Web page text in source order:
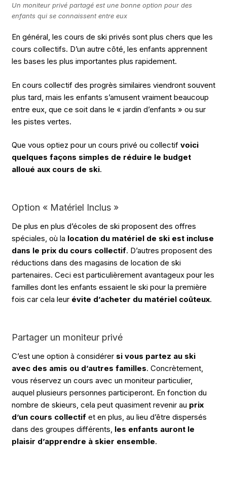
Un moniteur privé partagé est une bonne option pour des
enfants qui se connaissent entre eux
En général, les cours de ski privés sont plus chers que les
cours collectifs. D’un autre côté, les enfants apprennent
les bases les plus importantes plus rapidement.
En cours collectif des progrès similaires viendront souvent
plus tard, mais les enfants s’amusent vraiment beaucoup
entre eux, que ce soit dans le « jardin d’enfants » ou sur
les pistes vertes.
Que vous optiez pour un cours privé ou collectif voici
quelques façons simples de réduire le budget
alloué aux cours de ski.
Option « Matériel Inclus »
De plus en plus d’écoles de ski proposent des offres
spéciales, où la location du matériel de ski est incluse
dans le prix du cours collectif. D’autres proposent des
réductions dans des magasins de location de ski
partenaires. Ceci est particulièrement avantageux pour les
familles dont les enfants essaient le ski pour la première
fois car cela leur évite d’acheter du matériel coûteux.
Partager un moniteur privé
C’est une option à considérer si vous partez au ski
avec des amis ou d’autres familles. Concrètement,
vous réservez un cours avec un moniteur particulier,
auquel plusieurs personnes participeront. En fonction du
nombre de skieurs, cela peut quasiment revenir au prix
d’un cours collectifet en plus, au lieu d’être dispersés
dans des groupes différents, les enfants auront le
plaisir d’apprendre à skier ensemble.